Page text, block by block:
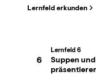
Lernfeld erkunden
6
Lernfeld 6
Suppen